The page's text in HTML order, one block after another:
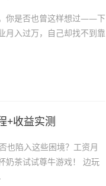
你是否也曾这样想过——下
月入过万，自己却找不到靠
+收益实测
也陷入这些困境？工资月
奶茶试试尊牛游戏！ 边玩